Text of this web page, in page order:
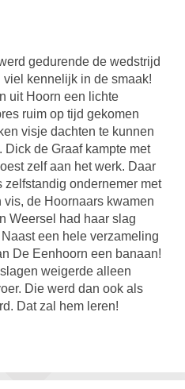
gedurende de wedstrijd
kennelijk in de smaak!
uit Hoorn een lichte
ruim op tijd gekomen
visje dachten te kunnen
de Graaf kampte met
zelf aan het werk. Daar
ondernemer met
de Hoornaars kwamen
Weersel had haar slag
een hele verzameling
De Eenhoorn een banaan!
weigerde alleen
Die werd dan ook als
Dat zal hem leren!